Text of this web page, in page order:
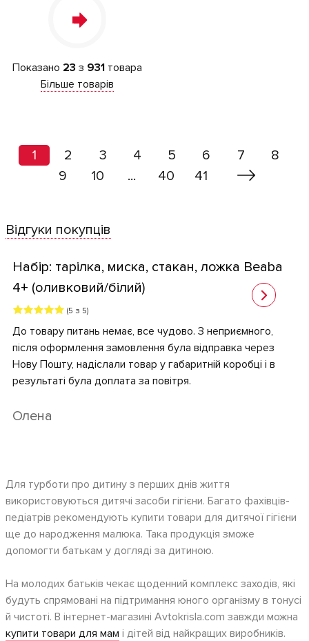
Показано 23 з 931 товара
Більше товарів
1 2 3 4 5 6 7
8
9
10 ... 40 41
Відгуки покупців
Набір: тарілка, миска, стакан, ложка Beaba
4+ (оливковий/білий)
(5 з 5)
До товару питань немає, все чудово. З неприємного,
після оформлення замовлення була відправка через
Нову Пошту, надіслали товар у габаритній коробці і в
результаті була доплата за повітря.
Олена
Для турботи про дитину з перших днів життя
використовуються дитячі засоби гігієни. Багато фахівців-
педіатрів рекомендують купити товари для дитячої гігієни
ще до народження малюка. Така продукція зможе
допомогти батькам у догляді за дитиною.
На молодих батьків чекає щоденний комплекс заходів, які
будуть спрямовані на підтримання юного організму в тонусі
й чистоті. В інтернет-магазині Avtokrisla.com завжди можна
купити товари для мам і дітей від найкращих виробників.